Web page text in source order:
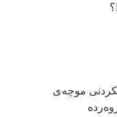
موچەی